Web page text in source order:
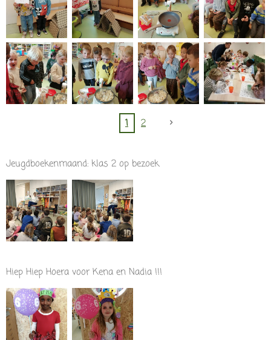
1 2
Jeugdboekenmaand: klas 2 op bezoek
Hiep Hiep Hoera voor Kena en Nadia !!!